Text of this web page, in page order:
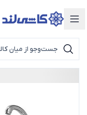
دسته‌بندی محصولات